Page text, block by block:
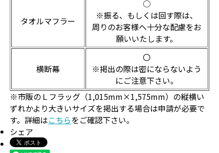
タオルマフラー
○
※振る、もしくは回す際は、
周りのお客様へ十分な配慮をお
願いいたします。
横断幕
〇
※掲出の際は密にならないよう
にご注意下さい。
※市販のＬフラッグ（1,015mm×1,575mm）の縦横い
ずれかより大きいサイズを掲出する場合は申請が必要で
す。詳細はこちらをご確認下さい。
シェア